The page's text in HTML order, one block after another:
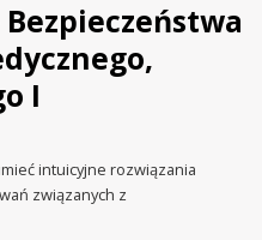
I
intuicyjne rozwiązania
związanych z